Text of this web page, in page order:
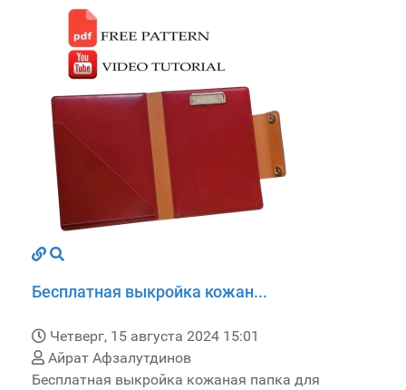
Бесплатная выкройка кожан...
Четверг, 15 августа 2024 15:01
Айрат Афзалутдинов
Бесплатная выкройка кожаная папка для